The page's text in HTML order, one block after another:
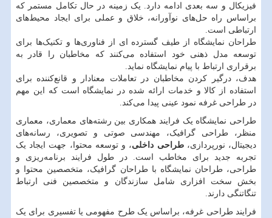
فیزیکال و سه بعدی ادامه دارد. یک زمینه در حال تکامل مستمر که
براساس راه حل‌های نوآورانه، خلاق و عملی برای ایجاد محیط‌های
ارتباطی است.
طراحان نمایشگاه از طیف گسترده ای از فناوری‌ها و تکنیک‌ها برای
توسعه مدل ذهنی خود استفاده می‌کنند که مخاطبان را قادر به
برقراری ارتباط با پیام نمایشگاه نماید.
هدف، درگیر کردن مخاطبان در تعاملات معنادار و قانع‌کننده برای
استفاده از کالا و خدمات ارائه شده در نمایشگاه است که این مهم
در طراحی غرفه نمود عینی پیدا می‌کند.
طراحی نمایشگاه یک فرایند همکاری بین رشته‌های معماری، معماری
منظر، طراحی گرافیک، مهندسی صوتی و تصویری، رسانه‌های
دیجیتال، نورپردازی،طراحی داخلی، و توسعه محتوا، جهت ایجاد یک
تجربه جدید برای مخاطب است. در طول فرایند برنامه‌ریزی و
طراحی، طراحان نمایشگاه با طراحان گرافیک، متخصصین محتوا و
بخش سخت افزاری شامل سازندگان و متخصصین فنی ارتباط
تنگاتنگی دارند.
فرایند طراحی غرفه، براساس یک طرح مفهومی یا تفسیری برای یک